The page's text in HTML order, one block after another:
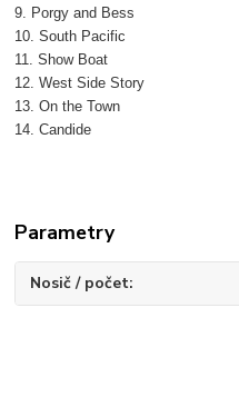
9. Porgy and Bess
10. South Pacific
11. Show Boat
12. West Side Story
13. On the Town
14. Candide
Parametry
Nosič / počet